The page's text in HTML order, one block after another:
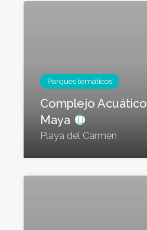
Parques temáticos
Complejo Acuático
Maya
Playa del Carmen